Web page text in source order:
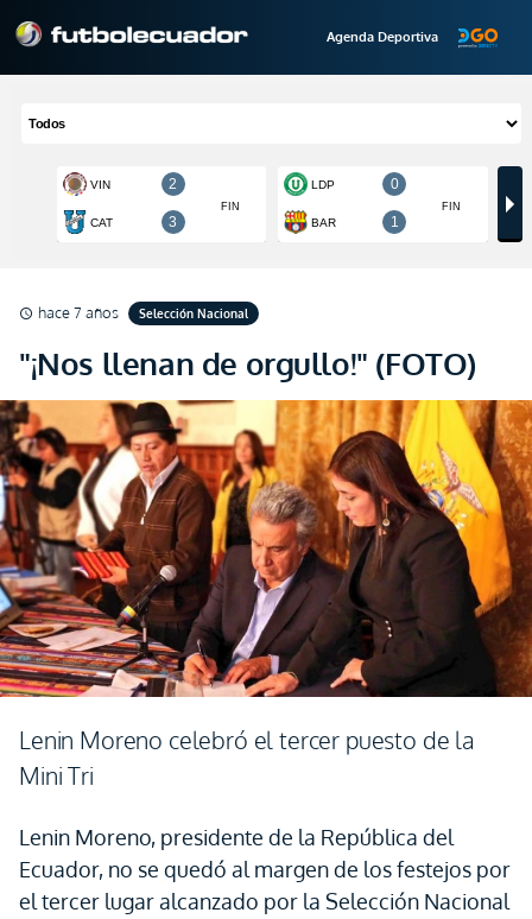
Agenda Deportiva
schedule hace 7 años Selección Nacional
"¡Nos llenan de orgullo!" (FOTO)
Lenin Moreno celebró el tercer puesto de la
Mini Tri
Lenin Moreno, presidente de la República del
Ecuador, no se quedó al margen de los festejos por
el tercer lugar alcanzado por la Selección Nacional